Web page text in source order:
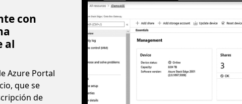
con
al
Azure Portal
que se
de